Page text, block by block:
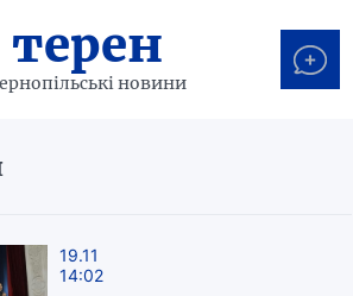
терен
новини
19.11
14:02